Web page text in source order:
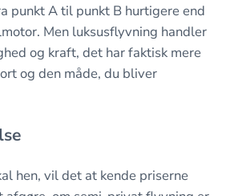
punkt A til punkt B hurtigere end
Men luksusflyvning handler
og kraft, det har faktisk mere
og den måde, du bliver
hen, vil det at kende priserne